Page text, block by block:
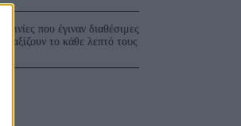
3 ταινίες που έγιναν διαθέσιμες
και αξίζουν το κάθε λεπτό τους